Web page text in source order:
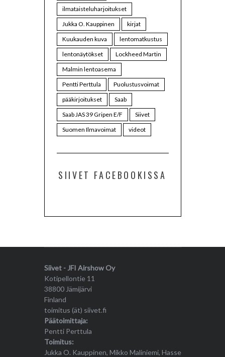
ilmataisteluharjoitukset
Jukka O. Kauppinen
kirjat
Kuukauden kuva
lentomatkustus
lentonäytökset
Lockheed Martin
Malmin lentoasema
Pentti Perttula
Puolustusvoimat
pääkirjoitukset
Saab
Saab JAS 39 Gripen E/F
Siivet
Suomen Ilmavoimat
videot
SIIVET FACEBOOKISSA
Siivet - JFI Airshow Oy
Kotipellontie 11
38800 Jämijärvi
Finland
toimitus (ät) siivet.fi
Päätoimittaja:
Pentti Perttula
Toimitus:
Jukka O. Kauppinen, Mikko Maliniemi, Hasse